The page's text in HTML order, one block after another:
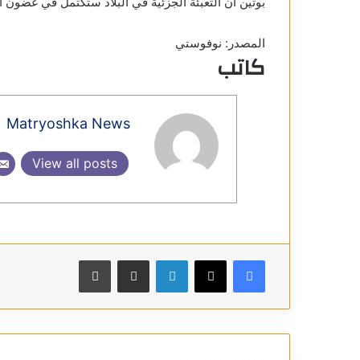
المصدر: نوفوستي
كاتب
Matryoshka News
View all posts
فيسبوك لينكدإن